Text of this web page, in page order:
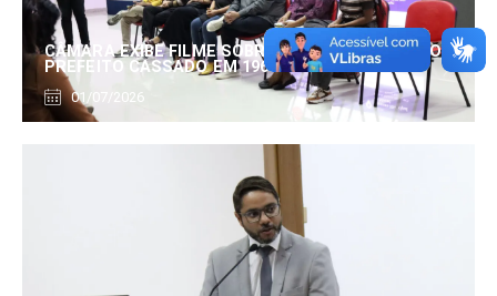
CÂMARA EXIBE FILME SOBRE EDUARDO SERRANO,
PREFEITO CASSADO EM 1960
01/07/2026